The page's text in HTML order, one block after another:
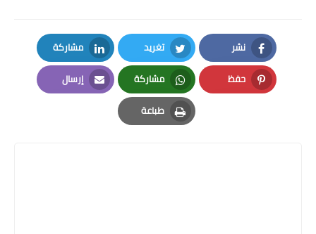
نشر
Facebook
تغريد
Twitter
مشاركة
LinkedIn
حفظ
Pinterest
مشاركة
Whatsapp
إرسال
Email
طباعة
Print